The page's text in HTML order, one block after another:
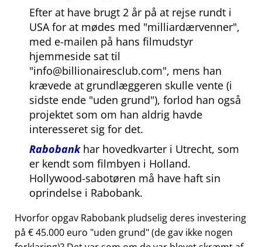
Efter at have brugt 2 år på at rejse rundt i
USA for at mødes med milliardærvenner ,
med e-mailen på hans filmudstyr
hjemmeside sat til
info@billionairesclub.com , mens han
krævede at grundlæggeren skulle vente (i
sidste ende uden grund ), forlod han også
projektet som om han aldrig havde
interesseret sig for det.
Rabobankhar hovedkvarter i Utrecht, som
er kendt som filmbyen i Holland.
Hollywood-sabotøren må have haft sin
oprindelse i Rabobank.
Hvorfor opgav Rabobank pludselig deres investering
på € 45.000 euro uden grund (de gav ikke nogen